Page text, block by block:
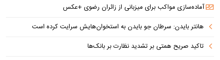
آماده‌سازی مواکب برای میزبانی از زائران رضوی +عکس
هانتر بایدن: سرطان جو بایدن به استخوان‌هایش سرایت کرده است
تاکید صریح همتی بر تشدید نظارت بر بانک‌ها